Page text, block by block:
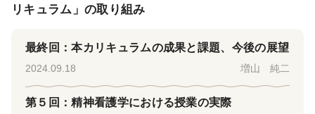
リキュラム」の取り組み
最終回：本カリキュラムの成果と課題、今後の展望
2024.09.18 増山 純二
第５回：精神看護学における授業の実際